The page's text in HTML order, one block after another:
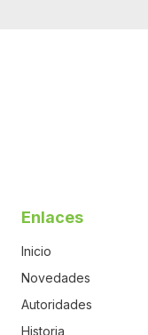
Enlaces
Inicio
Novedades
Autoridades
Historia